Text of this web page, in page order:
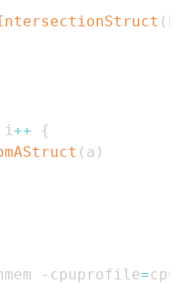
(
i ++
{
( a )
-cpuprofile=